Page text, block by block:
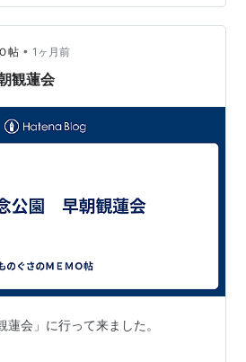
ました、すでに大勢の方が居られ
しょう このグラデーション最高！
色です 午前中しか咲かないのが残
・・ しばし～粘って～トンボを
帖 • 1ヶ月前
観蓮会
会」に行って来ました。